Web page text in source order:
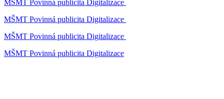
MŠMT Povinná publicita Digitalizace
MŠMT Povinná publicita Digitalizace
MŠMT Povinná publicita Digitalizace
MŠMT Povinná publicita Digitalizace